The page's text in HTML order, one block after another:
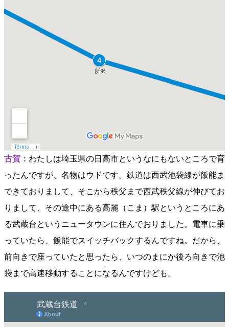
古賀： わたしは埼玉県の日高市というなにもないところで育
ったんですが、名物はウドです。鉄道は西武池袋線が飯能ま
できておりまして、そこから秩父まで西武秩父線が伸びてお
りまして、その途中にある高麗（こま）駅というところにあ
る武蔵台というニュータウンに住んでおりました。電車に乗
っていたら、飯能でスイッチバックするんですね。だから、
前向きで座っていたと思ったら、いつのまにか後ろ向きで池
袋まで高速移動することになるんですけども。